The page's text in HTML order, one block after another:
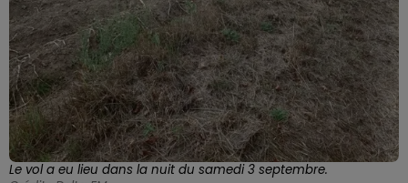
Le vol a eu lieu dans la nuit du samedi 3 septembre.